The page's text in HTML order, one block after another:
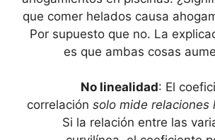
que comer helados causa
Por ⁤supuesto ⁢que​ no. La
es que ambas⁤ cosas
No linealidad: El
correlación solo‌ mide relaciones​
‌Si la relación ‍entre ⁢las⁤